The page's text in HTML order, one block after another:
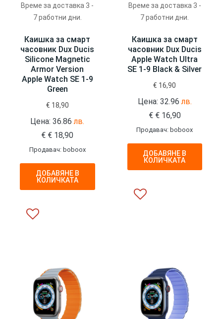
Време за доставка 3 -
7 работни дни.
Каишка за смарт
часовник Dux Ducis
Silicone Magnetic
Armor Version
Apple Watch SE 1-9
Green
€ 18,90
Цена: 36.86лв.
€ € 18,90
Продавач: boboox
ДОБАВЯНЕ В
КОЛИЧКАТА
Време за доставка 3 -
7 работни дни.
Каишка за смарт
часовник Dux Ducis
Apple Watch Ultra
SE 1-9 Black & Silver
€ 16,90
Цена: 32.96лв.
€ €16,90
Продавач: boboox
ДОБАВЯНЕ В
КОЛИЧКАТА